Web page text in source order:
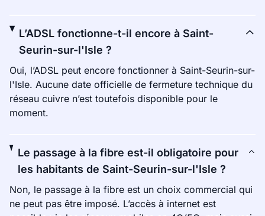
L’ADSL fonctionne-t-il encore à Saint-
Seurin-sur-l'Isle ?
Oui, l’ADSL peut encore fonctionner à Saint-Seurin-sur-
l'Isle. Aucune date officielle de fermeture technique du
réseau cuivre n’est toutefois disponible pour le
moment.
Le passage à la fibre est-il obligatoire pour
les habitants de Saint-Seurin-sur-l'Isle ?
Non, le passage à la fibre est un choix commercial qui
ne peut pas être imposé. L’accès à internet est